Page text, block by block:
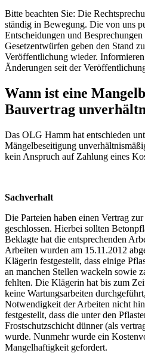
Bitte beachten Sie: Die
ständig in Bewegung. Die von uns
Entscheidungen und
Gesetzentwürfen geben den Stand
Veröffentlichung wieder.
Änderungen seit der
Wann ist eine
Bauvertrag
Das OLG Hamm hat entschieden
Mängelbeseitigung
kein Anspruch auf Zahlung eines
Sachverhalt
Die Parteien haben einen Vertrag
geschlossen. Hierbei sollten
Beklagte hat die entsprechenden
Arbeiten wurden am 15.11.2012
Klägerin festgestellt, dass einige
an manchen Stellen wackeln sowie
fehlten. Die Klägerin hat bis zum
keine Wartungsarbeiten
Notwendigkeit der Arbeiten nicht
festgestellt, dass die unter den
Frostschutzschicht dünner (als
wurde. Nunmehr wurde ein
Mangelhaftigkeit gefordert.